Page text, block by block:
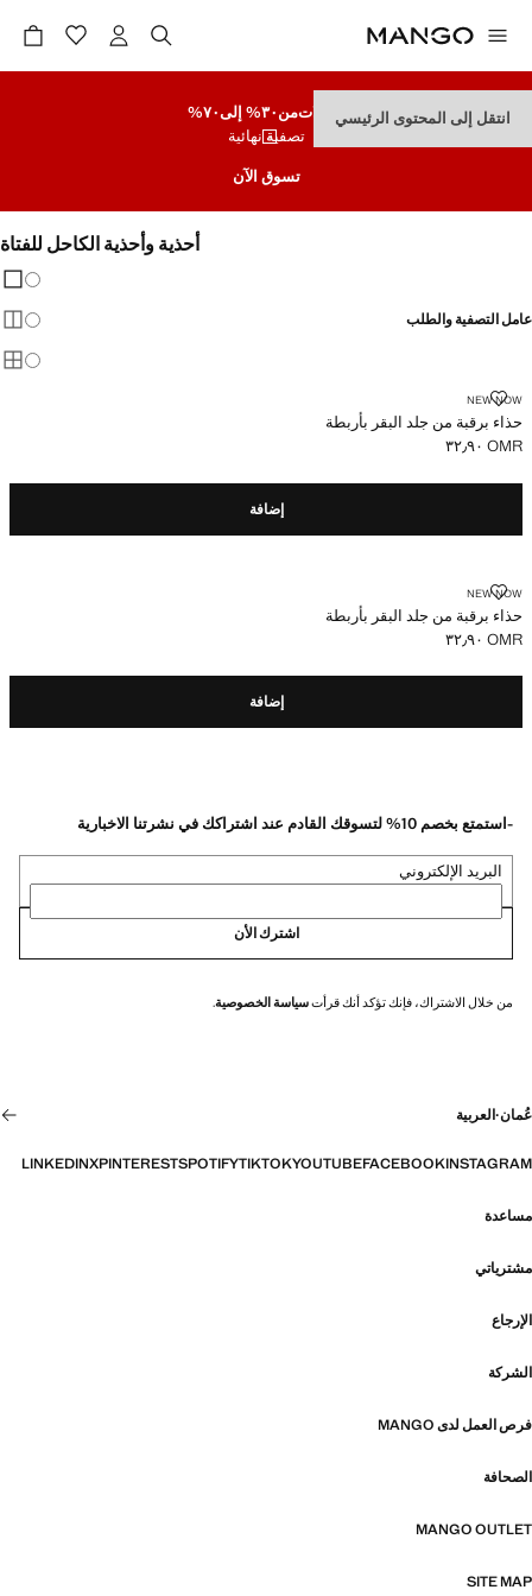
انتقل إلى المحتوى الرئيسيتنزيلاتمن٣٠% إلى٧٠%
تصفية نهائية
تسوق الآن
أحذية وأحذية الكاحل للفتاة
عامل التصفية والطلب
NEW NOW
حذاء برقبة من جلد البقر بأربطة
حذاء برقبة من جلد البقر بأربطة
السعر الحالي [OMR ٣٢٫٩٠ ]
OMR ٣٢٫٩٠
إضافة
NEW NOW
حذاء برقبة من جلد البقر بأربطة
حذاء برقبة من جلد البقر بأربطة
السعر الحالي [OMR ٣٢٫٩٠ ]
OMR ٣٢٫٩٠
إضافة
-استمتع بخصم 10% لتسوقك القادم عند اشتراكك في نشرتنا الاخبارية
البريد الإلكتروني
اشترك الأن
من خلال الاشتراك، فإنك تؤكد أنك قرأتسياسة الخصوصية.
عُمان·العربية
INSTAGRAM
FACEBOOK
YOUTUBE
TIKTOK
SPOTIFY
PINTEREST
X
LINKEDIN
مساعدة
مشترياتي
الإرجاع
الشركة
فرص العمل لدى MANGO
الصحافة
MANGO OUTLET
SITE MAP